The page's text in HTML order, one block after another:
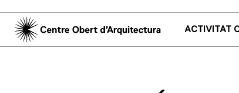
ACTIVITAT